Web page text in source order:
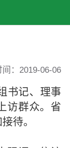
： 2019-06-06
书记、理事
访群众。省
待。